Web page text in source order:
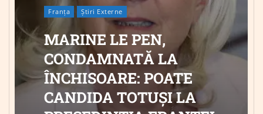
Franța Știri Externe
MARINE LE PEN,
CONDAMNATĂ LA
ÎNCHISOARE: POATE
CANDIDA TOTUȘI LA